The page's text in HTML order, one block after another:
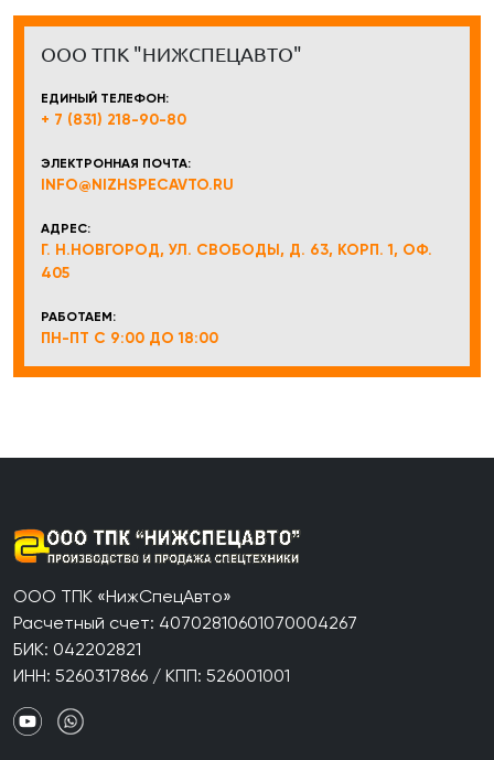
ООО ТПК "НИЖСПЕЦАВТО"
ЕДИНЫЙ ТЕЛЕФОН:
+ 7 (831) 218-90-80
ЭЛЕКТРОННАЯ ПОЧТА:
INFO@NIZHSPECAVTO.RU
АДРЕС:
Г. Н.НОВГОРОД, УЛ. СВОБОДЫ, Д. 63, КОРП. 1, ОФ.
405
РАБОТАЕМ:
ПН-ПТ С 9:00 ДО 18:00
ООО ТПК «НижСпецАвто»
Расчетный счет: 40702810601070004267
БИК: 042202821
ИНН: 5260317866 / КПП: 526001001